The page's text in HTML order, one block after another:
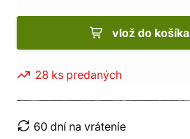
vlož do košíka
28 ks predaných
60 dní na vrátenie